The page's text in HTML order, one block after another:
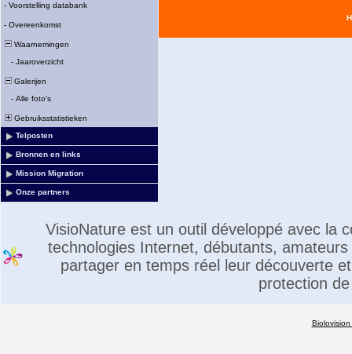
- Voorstelling databank
- Overeenkomst
Waarnemingen
- Jaaroverzicht
Galerijen
- Alle foto's
Gebruiksstatistieken
Telposten
Bronnen en links
Mission Migration
Onze partners
VisioNature est un outil développé avec la
technologies Internet, débutants,
partager en temps réel leur découverte
protection
Biolovision